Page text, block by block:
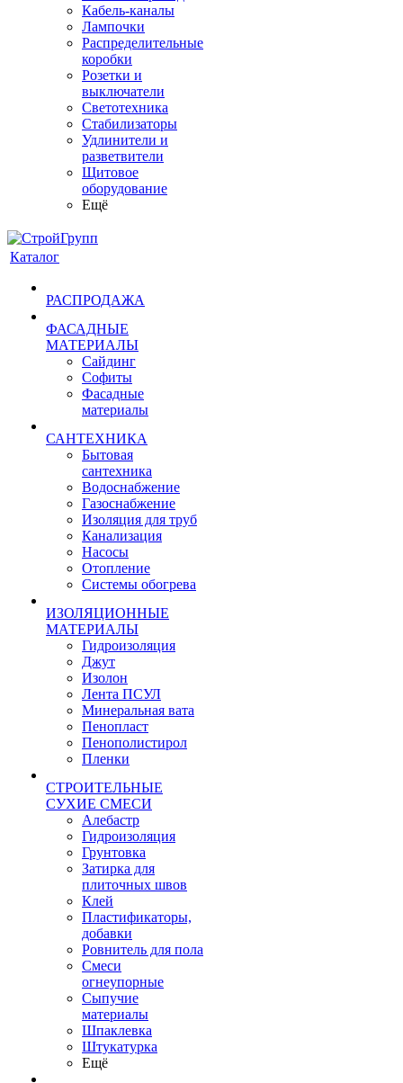
Кабель-каналы
Лампочки
Распределительные
коробки
Розетки и
выключатели
Светотехника
Стабилизаторы
Удлинители и
разветвители
Щитовое
оборудование
Ещё
Каталог
РАСПРОДАЖА
ФАСАДНЫЕ
МАТЕРИАЛЫ
Сайдинг
Софиты
Фасадные
материалы
САНТЕХНИКА
Бытовая
сантехника
Водоснабжение
Газоснабжение
Изоляция для труб
Канализация
Насосы
Отопление
Системы обогрева
ИЗОЛЯЦИОННЫЕ
МАТЕРИАЛЫ
Гидроизоляция
Джут
Изолон
Лента ПСУЛ
Минеральная вата
Пенопласт
Пенополистирол
Пленки
СТРОИТЕЛЬНЫЕ
СУХИЕ СМЕСИ
Алебастр
Гидроизоляция
Грунтовка
Затирка для
плиточных швов
Клей
Пластификаторы,
добавки
Ровнитель для пола
Смеси
огнеупорные
Сыпучие
материалы
Шпаклевка
Штукатурка
Ещё